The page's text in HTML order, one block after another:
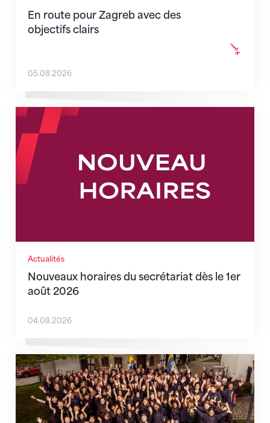
En route pour Zagreb avec des
objectifs clairs
05.08.2026
Actualités
Nouveaux horaires du secrétariat dès le 1er
août 2026
Nouveaux horaires du secrétariat dès le 1er août
04.08.2026
Quand l’inclusion devient une évidence